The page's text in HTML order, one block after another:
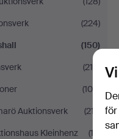
(224)
(150)
(210)
(106)
Auktionsverk
(217)
Kleinhenz
(12)
för